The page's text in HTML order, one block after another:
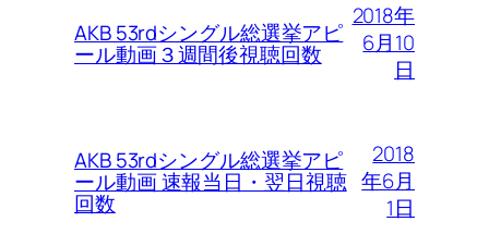
AKB 53rdシングル総選挙アピ
ール動画３週間後視聴回数
2018年
6月10
日
AKB 53rdシングル総選挙アピ
ール動画 速報当日・翌日視聴
回数
2018
年6月
1日